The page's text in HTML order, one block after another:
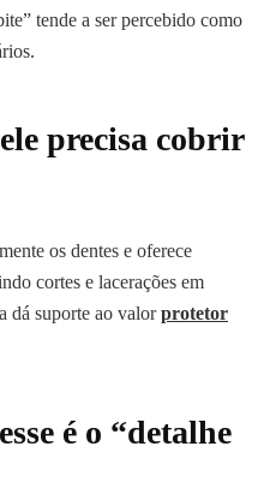
tende a ser percebido como
precisa cobrir
os dentes e oferece
cortes e lacerações em
dá suporte ao valorprotetor
é o “detalhe